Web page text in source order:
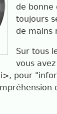
de bonne
toujours
de mains
Sur tous
vous
pour